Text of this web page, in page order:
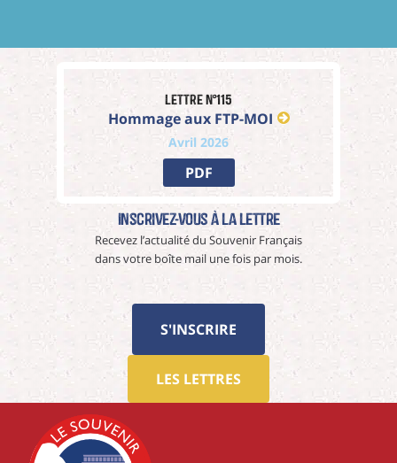
Lettre n°115
Hommage aux FTP-MOI
Avril 2026
PDF
Inscrivez-vous à La Lettre
Recevez l’actualité du Souvenir Français
dans votre boîte mail une fois par mois.
S'INSCRIRE
LES LETTRES